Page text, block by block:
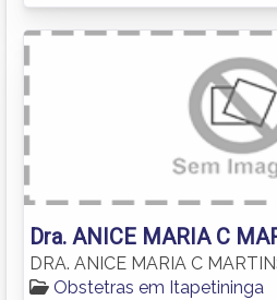
Dra. ANICE MARIA C
DRA. ANICE MARIA C
Obstetras em Itapetininga